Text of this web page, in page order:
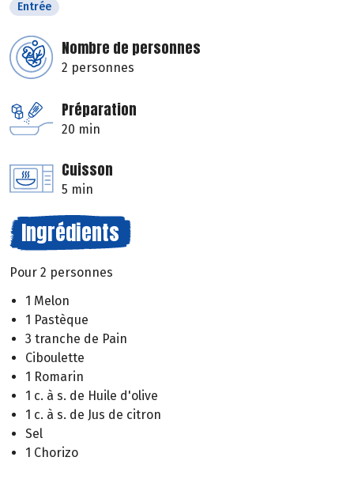
Entrée
Nombre de personnes
2 personnes
Préparation
20 min
Cuisson
5 min
Ingrédients
Pour 2 personnes
1 Melon
1 Pastèque
3 tranche de Pain
Ciboulette
1 Romarin
1 c. à s. de Huile d'olive
1 c. à s. de Jus de citron
Sel
1 Chorizo